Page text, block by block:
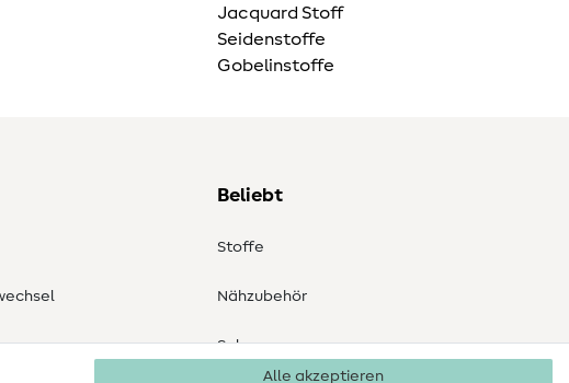
Jacquard Stoff
Seidenstoffe
Gobelinstoffe
Beliebt
Stoffe
Nähzubehör
Sale
Alle akzeptieren